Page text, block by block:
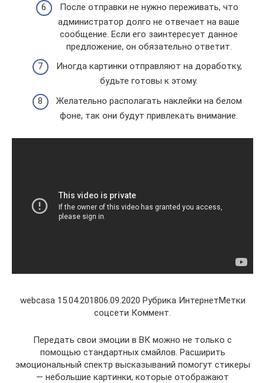
После отправки не нужно переживать, что
администратор долго не отвечает на ваше
сообщение. Если его заинтересует данное
предложение, он обязательно ответит.
Иногда картинки отправляют на доработку,
будьте готовы к этому.
Желательно располагать наклейки на белом
фоне, так они будут привлекать внимание.
webcasa 15.04.201806.09.2020 Рубрика ИнтернетМетки
соцсети Коммент.
Передать свои эмоции в ВК можно не только с
помощью стандартных смайлов. Расширить
эмоциональный спектр высказываний помогут стикеры
— небольшие картинки, которые отображают